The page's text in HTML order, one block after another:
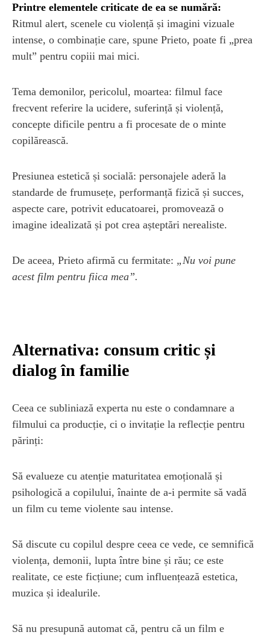
Printre elementele criticate de ea se numără:
Ritmul alert, scenele cu violență și imagini vizuale
intense, o combinație care, spune Prieto, poate fi „prea
mult” pentru copiii mai mici.
Tema demonilor, pericolul, moartea: filmul face
frecvent referire la ucidere, suferință și violență,
concepte dificile pentru a fi procesate de o minte
copilărească.
Presiunea estetică și socială: personajele aderă la
standarde de frumusețe, performanță fizică și succes,
aspecte care, potrivit educatoarei, promovează o
imagine idealizată și pot crea așteptări nerealiste.
De aceea, Prieto afirmă cu fermitate: „Nu voi pune
acest film pentru fiica mea”.
Alternativa: consum critic și
dialog în familie
Ceea ce subliniază experta nu este o condamnare a
filmului ca producție, ci o invitație la reflecție pentru
părinți:
Să evalueze cu atenție maturitatea emoțională și
psihologică a copilului, înainte de a-i permite să vadă
un film cu teme violente sau intense.
Să discute cu copilul despre ceea ce vede, ce semnifică
violența, demonii, lupta între bine și rău; ce este
realitate, ce este ficțiune; cum influențează estetica,
muzica și idealurile.
Să nu presupună automat că, pentru că un film e